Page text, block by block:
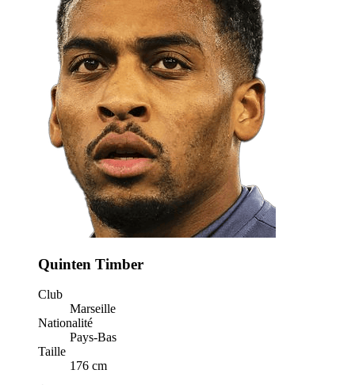
Quinten Timber
Club
Marseille
Nationalité
Pays-Bas
Taille
176 cm